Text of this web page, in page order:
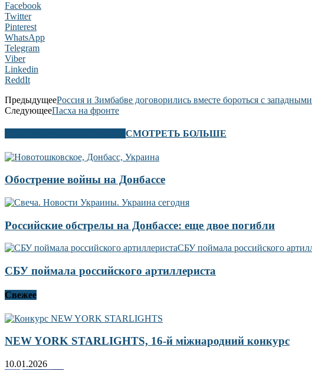
Facebook
Twitter
Pinterest
WhatsApp
Telegram
Viber
Linkedin
ReddIt
ПредыдущееРоссия и Зимбабве договорились вместе бороться с
СледующееПасха на фронте
СМОТРЕТЬ БОЛЬШЕ
Обострение войны на Донбассе
Российские обстрелы на Донбассе: еще двое погибли
СБУ поймала российского артиллериста
Свежее
NEW YORK STARLIGHTS, 16-й міжнародний конкурс
10.01.2026